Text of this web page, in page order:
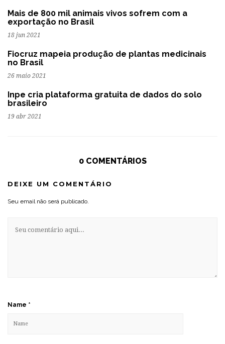
Mais de 800 mil animais vivos sofrem com a
exportação no Brasil
18 jun 2021
Fiocruz mapeia produção de plantas medicinais
no Brasil
26 maio 2021
Inpe cria plataforma gratuita de dados do solo
brasileiro
19 abr 2021
0 COMENTÁRIOS
DEIXE UM COMENTÁRIO
Seu email não será publicado.
Name *